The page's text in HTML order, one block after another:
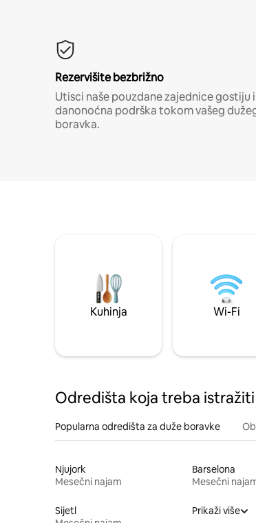
Rezervišite bezbrižno
Utisci naše pouzdane zajednice gostiju i
danonoćna podrška tokom vašeg
boravka.
Kuhinja Wi-Fi
Odredišta koja treba istražiti
Popularna odredišta za duže boravke
Njujork
Mesečni najam
Barselona
Mesečni
Sijetl
Prikaži više